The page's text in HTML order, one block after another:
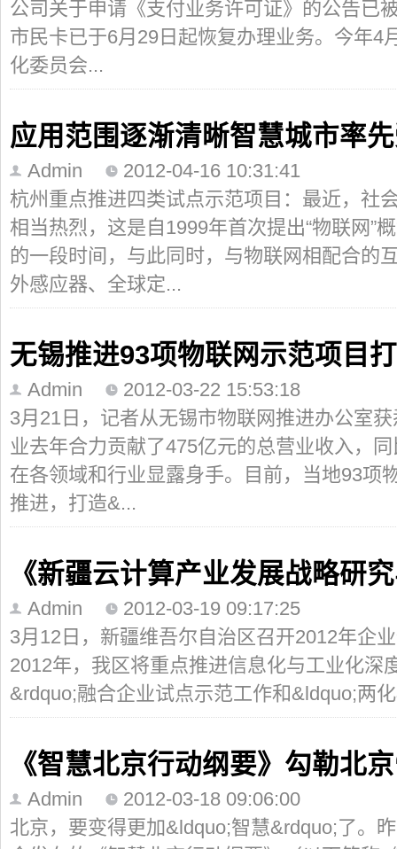
公司关于申请《支付业务许可证》的公告已
市民卡已于6月29日起恢复办理业务。今年4
化委员会...
应用范围逐渐清晰智慧城市率
Admin
2012-04-16 10:31:41
杭州重点推进四类试点示范项目：最近，社
相当热烈，这是自1999年首次提出“物联网”
的一段时间，与此同时，与物联网相配合的
外感应器、全球定...
无锡推进93项物联网示范项目
Admin
2012-03-22 15:53:18
3月21日，记者从无锡市物联网推进办公室
业去年合力贡献了475亿元的总营业收入，
在各领域和行业显露身手。目前，当地93项
推进，打造&...
《新疆云计算产业发展战略研
Admin
2012-03-19 09:17:25
3月12日，新疆维吾尔自治区召开2012年企
2012年，我区将重点推进信息化与工业化深
&rdquo;融合企业试点示范工作和&ldquo;两
《智慧北京行动纲要》勾勒北
Admin
2012-03-18 09:06:00
北京，要变得更加&ldquo;智慧&rdquo;了。